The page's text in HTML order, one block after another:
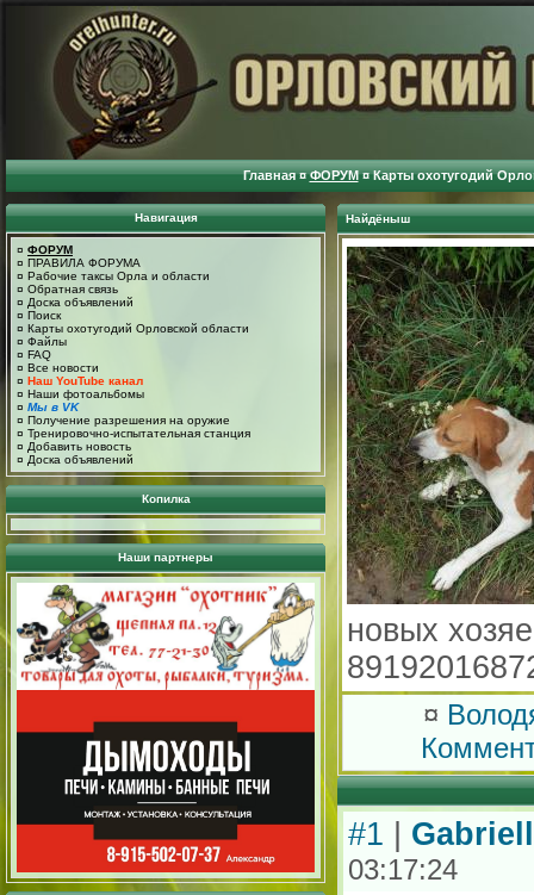
Главная ¤ ФОРУМ ¤ Карты охотугодий
Навигация
¤ ФОРУМ
¤ ПРАВИЛА ФОРУМА
¤ Рабочие таксы Орла и области
¤ Обратная связь
¤ Доска объявлений
¤ Поиск
¤ Карты охотугодий Орловской области
¤ Файлы
¤ FAQ
¤ Все новости
¤ Наш YouTube канал
¤ Наши фотоальбомы
¤ Мы в VK
¤ Получение разрешения на оружие
¤ Тренировочно-испытательная станция
¤ Добавить новость
¤ Доска объявлений
Копилка
Наши партнеры
Найдёныш
новых
¤
#1
03:17:24